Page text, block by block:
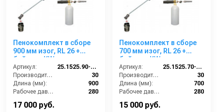
Пенокомплект в сборе
900 мм изог, RL 26 +
байонет KW; вход
М22х1,5ш.
Артикул:
25.1525.90-P26KWизог.
Производительность (л/мин):
30
Длина (мм):
900
Рабочее давление (бар):
280
17 000 руб.
Пенокомплект в сборе
700 мм изог, RL 26 +
байонет KW; вход
М22х1,5ш.
Артикул:
25.1525.70-P26KWизог.
Производительность (л/мин):
30
Длина (мм):
700
Рабочее давление (бар):
280
15 000 руб.